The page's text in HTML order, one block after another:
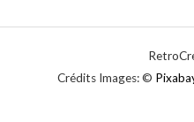
Crédits Images: ©